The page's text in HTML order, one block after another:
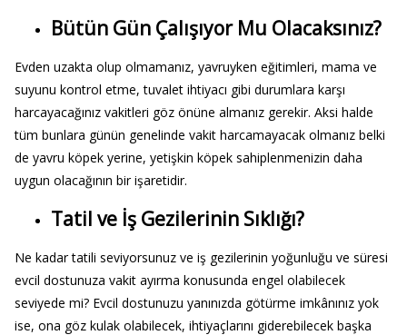
Bütün Gün Çalışıyor Mu Olacaksınız?
Evden uzakta olup olmamanız, yavruyken eğitimleri, mama ve
suyunu kontrol etme, tuvalet ihtiyacı gibi durumlara karşı
harcayacağınız vakitleri göz önüne almanız gerekir. Aksi halde
tüm bunlara günün genelinde vakit harcamayacak olmanız belki
de yavru köpek yerine, yetişkin köpek sahiplenmenizin daha
uygun olacağının bir işaretidir.
Tatil ve İş Gezilerinin Sıklığı?
Ne kadar tatili seviyorsunuz ve iş gezilerinin yoğunluğu ve süresi
evcil dostunuza vakit ayırma konusunda engel olabilecek
seviyede mi? Evcil dostunuzu yanınızda götürme imkânınız yok
ise, ona göz kulak olabilecek, ihtiyaçlarını giderebilecek başka